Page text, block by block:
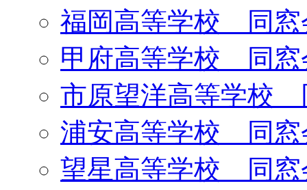
福岡高等学校 同窓
甲府高等学校 同窓
市原望洋高等学校
浦安高等学校 同窓
望星高等学校 同窓